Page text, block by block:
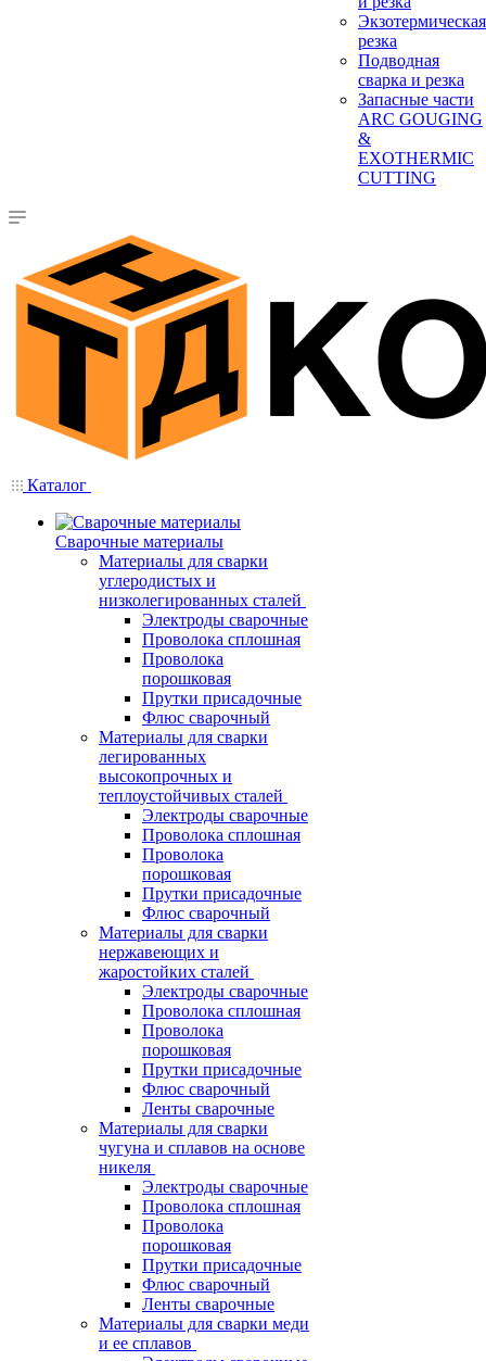
Экзотермическая
резка
Подводная
сварка и резка
Запасные части
ARC GOUGING
&
EXOTHERMIC
CUTTING
Каталог
Сварочные материалы
Материалы для сварки
углеродистых и
низколегированных сталей
Электроды сварочные
Проволока сплошная
Проволока
порошковая
Прутки присадочные
Флюс сварочный
Материалы для сварки
легированных
высокопрочных и
теплоустойчивых сталей
Электроды сварочные
Проволока сплошная
Проволока
порошковая
Прутки присадочные
Флюс сварочный
Материалы для сварки
нержавеющих и
жаростойких сталей
Электроды сварочные
Проволока сплошная
Проволока
порошковая
Прутки присадочные
Флюс сварочный
Ленты сварочные
Материалы для сварки
чугуна и сплавов на основе
никеля
Электроды сварочные
Проволока сплошная
Проволока
порошковая
Прутки присадочные
Флюс сварочный
Ленты сварочные
Материалы для сварки меди
и ее сплавов